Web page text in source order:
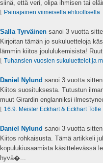
siinä, että veri, olipa ihmisen tai
⌊ Painajainen viimeisellä ehtoollisella
Salla Tyrväinen sanoi 3 vuotta
Kirjoitan tämän jo sukuluetteloja
lämmin kiitos joululukemisista!
⌊ Tuhansien vuosien sukuluettelot ja
Daniel Nylund sanoi 3 vuotta
Kiitos suosituksesta. Tutustun
muut Girardin englanniksi
⌊ 16.9. Meister Eckhart & Eckhart Tolle
Daniel Nylund sanoi 3 vuotta
Kiitos rohkaisusta. Tämä artikkeli
kopulukiusaamista käsittelevässä
hyvä�...